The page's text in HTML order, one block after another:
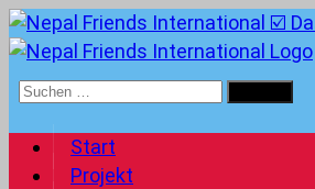
Suchen
Start
Projekt